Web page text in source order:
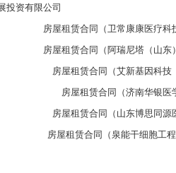
投资有限公司
房屋租赁合同（卫常康康医疗科
房屋租赁合同（阿瑞尼塔（山东
房屋租赁合同（艾新基因科技
房屋租赁合同（济南华银医
房屋租赁合同（山东博思同源
房屋租赁合同（泉能干细胞工